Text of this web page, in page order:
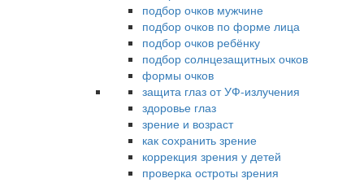
подбор очков мужчине
подбор очков по форме лица
подбор очков ребёнку
подбор солнцезащитных очков
формы очков
защита глаз от УФ-излучения
здоровье глаз
зрение и возраст
как сохранить зрение
коррекция зрения у детей
проверка остроты зрения